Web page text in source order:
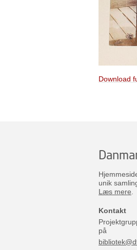
Download
unik
Læs mere
Kontakt
på